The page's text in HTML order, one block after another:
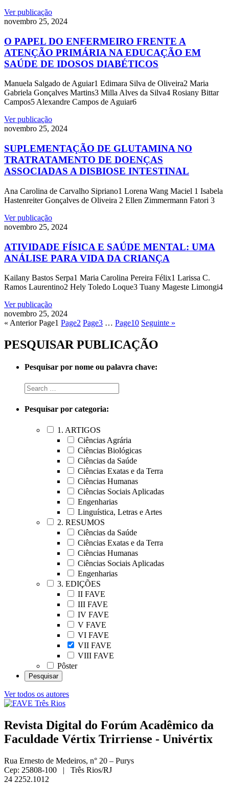
Ver publicação
novembro 25, 2024
O PAPEL DO ENFERMEIRO FRENTE A
ATENÇÃO PRIMÁRIA NA EDUCAÇÃO EM
SAÚDE DE IDOSOS DIABÉTICOS
Manuela Salgado de Aguiar1 Edimara Silva de Oliveira2 Maria
Gabriela Gonçalves Martins3 Milla Alves da Silva4 Rosiany Bittar
Campos5 Alexandre Campos de Aguiar6
Ver publicação
novembro 25, 2024
SUPLEMENTAÇÃO DE GLUTAMINA NO
TRATRATAMENTO DE DOENÇAS
ASSOCIADAS A DISBIOSE INTESTINAL
Ana Carolina de Carvalho Sipriano1 Lorena Wang Maciel 1 Isabela
Hastenreiter Gonçalves de Oliveira 2 Ellen Zimmermann Fatori 3
Ver publicação
novembro 25, 2024
ATIVIDADE FÍSICA E SAÚDE MENTAL: UMA
ANÁLISE PARA VIDA DA CRIANÇA
Kailany Bastos Serpa1 Maria Carolina Pereira Félix1 Larissa C.
Ramos Laurentino2 Hely Toledo Loque3 Tuany Mageste Limongi4
Ver publicação
novembro 25, 2024
« Anterior Page1 Page2 Page3 … Page10 Seguinte »
PESQUISAR PUBLICAÇÃO
Pesquisar por nome ou palavra chave:
Pesquisar por categoria:
1. ARTIGOS
Ciências Agrária
Ciências Biológicas
Ciências da Saúde
Ciências Exatas e da Terra
Ciências Humanas
Ciências Sociais Aplicadas
Engenharias
Linguística, Letras e Artes
2. RESUMOS
Ciências da Saúde
Ciências Exatas e da Terra
Ciências Humanas
Ciências Sociais Aplicadas
Engenharias
3. EDIÇÕES
II FAVE
III FAVE
IV FAVE
V FAVE
VI FAVE
VII FAVE
VIII FAVE
Pôster
Ver todos os autores
Revista Digital do Forúm Acadêmico da
Faculdade Vértix Trirriense - Univértix
Rua Ernesto de Medeiros, n° 20 – Purys
Cep: 25808-100 | Três Rios/RJ
24 2252.1012